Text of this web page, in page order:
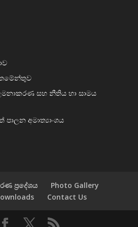
සහ නීතිය හා සාමය
පාලන අමාත්‍යාංශය
ප්‍රදේශය
Photo Gallery
Contact Us